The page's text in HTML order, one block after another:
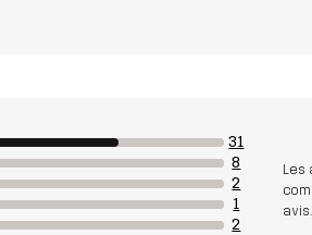
31
8
2
1
2
Les
avis.